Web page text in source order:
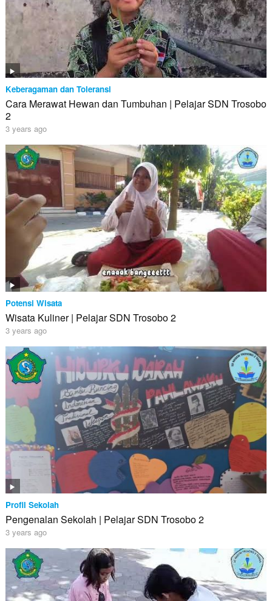
Keberagaman dan Toleransi
Cara Merawat Hewan dan Tumbuhan | Pelajar SDN Trosobo
2
3 years ago
Potensi Wisata
Wisata Kuliner | Pelajar SDN Trosobo 2
3 years ago
Profil Sekolah
Pengenalan Sekolah | Pelajar SDN Trosobo 2
3 years ago